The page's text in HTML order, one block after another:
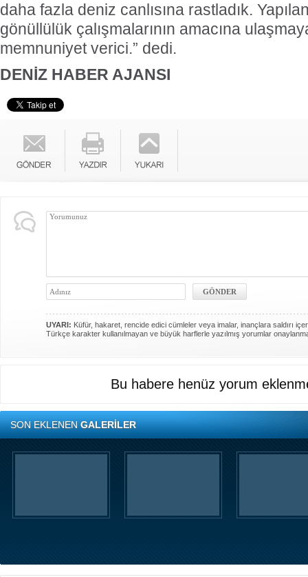
daha fazla deniz canlısına rastladık.
gönüllülük çalışmalarının amacına
memnuniyet verici.” dedi.
DENİZ HABER AJANSI
UYARI: Küfür, hakaret, rencide edici cümleler veya imalar, inançlara saldırı
Türkçe karakter kullanılmayan ve büyük harflerle yazılmış yorumlar
Bu habere henüz yorum
SON EKLENENGALERİLER